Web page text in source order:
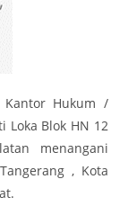
Kantor Hukum /
Loka Blok HN 12
menangani
, Kota